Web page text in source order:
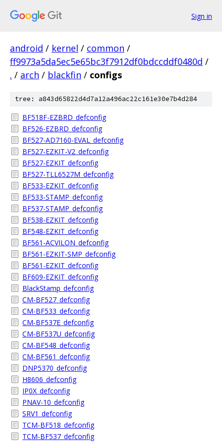
Sign in
android / kernel / common /
ff9973a5da5ec5e65bc3f7912df0bdccddf0480d /
. / arch / blackfin / configs
tree: a843d65822d4d7a12a496ac22c161e30e7b4d284
BF518F-EZBRD_defconfig
BF526-EZBRD_defconfig
BF527-AD7160-EVAL_defconfig
BF527-EZKIT-V2_defconfig
BF527-EZKIT_defconfig
BF527-TLL6527M_defconfig
BF533-EZKIT_defconfig
BF533-STAMP_defconfig
BF537-STAMP_defconfig
BF538-EZKIT_defconfig
BF548-EZKIT_defconfig
BF561-ACVILON_defconfig
BF561-EZKIT-SMP_defconfig
BF561-EZKIT_defconfig
BF609-EZKIT_defconfig
BlackStamp_defconfig
CM-BF527_defconfig
CM-BF533_defconfig
CM-BF537E_defconfig
CM-BF537U_defconfig
CM-BF548_defconfig
CM-BF561_defconfig
DNP5370_defconfig
H8606_defconfig
IP0X_defconfig
PNAV-10_defconfig
SRV1_defconfig
TCM-BF518_defconfig
TCM-BF537_defconfig